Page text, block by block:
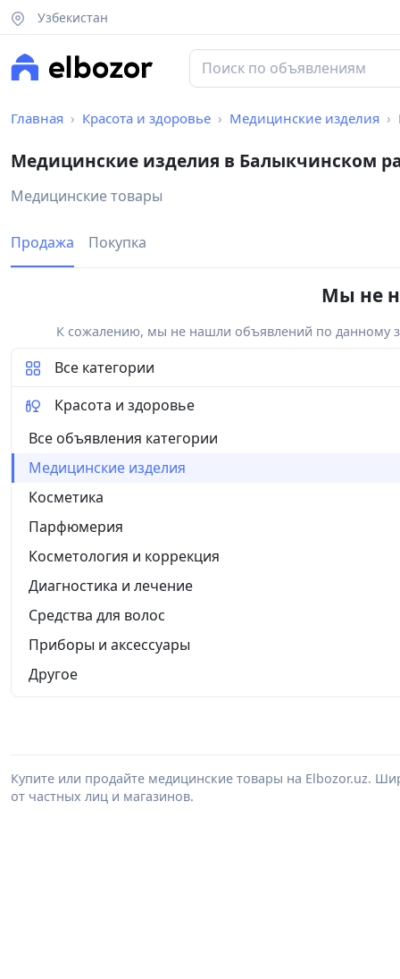
Узбекистан
Главная Красота и здоровье Медицинские изделия
Медицинские изделия в Балыкчинском
Медицинские товары
Продажа Покупка
Мы не
К сожалению, мы не нашли объявлений по данному
Все категории
Красота и здоровье
Все объявления категории
Медицинские изделия
Косметика
Парфюмерия
Косметология и коррекция
Диагностика и лечение
Средства для волос
Приборы и аксессуары
Другое
Купите или продайте медицинские товары на Elbozor.uz.
от частных лиц и магазинов.